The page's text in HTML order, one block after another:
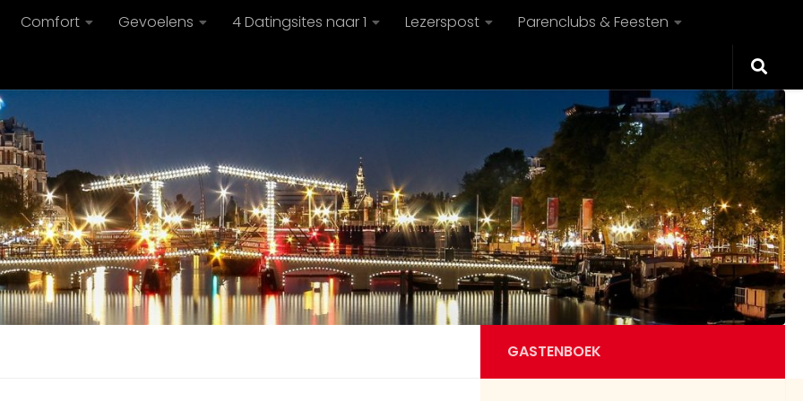
Comfort Gevoelens 4 Datingsites naar 1 Lezerspost Parenclubs & Feesten
GASTENBOEK